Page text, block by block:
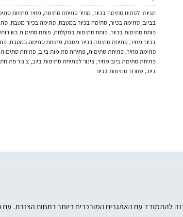
תגיות: לפתוח סתימה בכיור, מחיר פתיחת סתימה, מחיר פתיחת
בביוב, סתימה בכיור, סתימה בכיור במטבח, סתימה בכיור מטבח,
פותח סתימות בכיור, פותח סתימות במקלחת, פותח סתימות
בכיור מחיר, פתיחת סתימה בכיור מטבח, פתיחת סתימה במטבח,
סתימה מחיר, פתיחת סתימות, פתיחת סתימות ביוב, פתיחת סתימות
פתיחת סתימת ביוב מחיר, צינור לפתיחת סתימות ביוב, צינור
ביוב, שחרור סתימות בכיור